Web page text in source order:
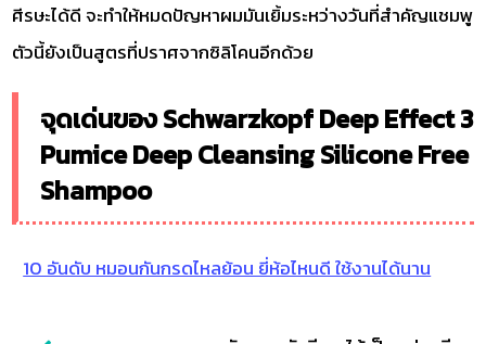
ศีรษะได้ดี จะทำให้หมดปัญหาผมมันเยิ้มระหว่างวันที่สำคัญแชมพู
ตัวนี้ยังเป็นสูตรที่ปราศจากซิลิโคนอีกด้วย
จุดเด่นของ Schwarzkopf Deep Effect 3
Pumice Deep Cleansing Silicone Free
Shampoo
10 อันดับ หมอนกันกรดไหลย้อน ยี่ห้อไหนดี ใช้งานได้นาน